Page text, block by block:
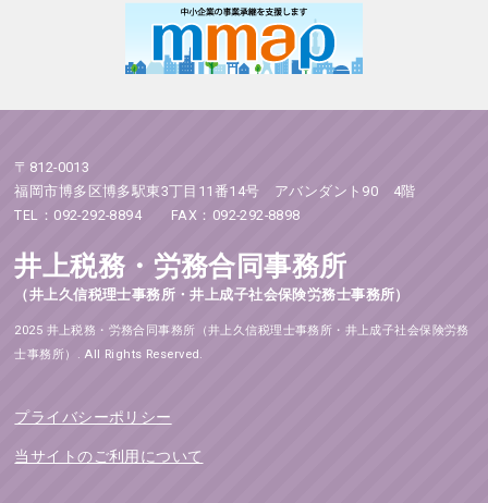
〒812-0013
福岡市博多区博多駅東3丁目11番14号 アバンダント90 4階
TEL：092-292-8894 FAX：092-292-8898
井上税務・労務合同事務所
（井上久信税理士事務所・井上成子社会保険労務士事務所）
2025 井上税務・労務合同事務所（井上久信税理士事務所・井上成子社会保険労務
士事務所）. All Rights Reserved.
プライバシーポリシー
当サイトのご利用について